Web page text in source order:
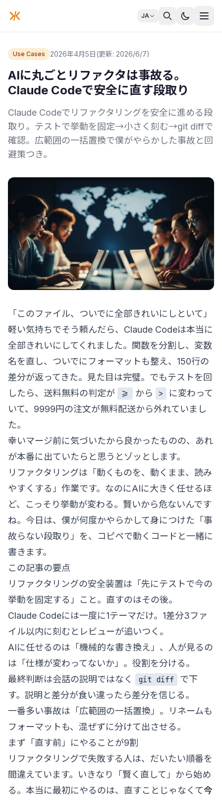
JA
Use Cases 2026年4月5日(更新: 2026/6/7)
AIに丸ごとリファクタは事故る。
Claude Codeで安全に直す段取り
Claude Codeでリファクタリングを安全に進める段
取り。テストで挙動を固定→小さく刻む→git diffで
確認。広範囲の一括置換で僕がやらかした事故と回
避策つき。
「このファイル、ついでに全部きれいにしといて」
軽い気持ちでそう頼んだら、Claude Codeは本当に
全部きれいにしてくれました。関数を分割し、変数
名を直し、ついでにフォーマットも整え、150行の
差分が返ってきた。見た目は完璧。でもテストを回
したら、送料無料の判定が
>= から >
に変わって
いて、9999円の注文が無料配送から外れていまし
た。
幸いマージ前に気づいたから良かったものの、あれ
が本番に出ていたらと思うとゾッとします。
リファクタリングは「動くものを、動くまま、読み
やすくする」作業です。なのにAIに大きく任せるほ
ど、こっそり挙動が変わる。賢いから危ないんです
ね。今日は、僕が何度かやらかして身につけた「事
故らない段取り」を、コピペで動くコードと一緒に
書きます。
この記事の要点
リファクタリングの安全装置は「先にテストで今の
挙動を固定する」こと。直すのはその後。
Claude Codeには一度に1テーマだけ。1差分3ファ
イル以内に刻むとレビューが追いつく。
AIに任せるのは「機械的な書き換え」、人が見るの
は「仕様が変わってないか」。役割を分ける。
最終判断は会話の説明ではなく
git diff
で下
す。説明と差分が食い違ったら差分を信じる。
一番多い事故は「広範囲の一括置換」。リネームも
フォーマットも、混ぜずに分けて出させる。
まず「直す前」にやることが9割
リファクタリングで失敗する人は、だいたい順番を
間違えています。いきなり「賢く直して」から始め
る。本当に最初にやるのは、直すことじゃなくて今